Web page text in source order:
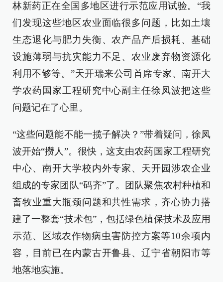
林新药正在全国多地区进行示范应用试验。“我
们发现这些地区农业面临很多问题，比如土壤
生态退化与肥力失衡、农产品产后损耗、基础
设施薄弱与抗灾能力不足、农业废弃物资源化
利用不够等。”天开瑞来公司首席专家、南开大
学农药国家工程研究中心副主任徐凤波把这些
问题记在了心里。
“这些问题能不能一揽子解决？”带着疑问，徐凤
波开始“攒人”。很快，这支由农药国家工程研究
中心、南开大学校内外专家、天开园涉农企业
组成的专家团队“码齐”了。团队聚焦农村种植和
畜牧业重大瓶颈问题和共性需求，齐心协力搭
建了一整套“技术包”，包括绿色植保技术及应用
示范、区域农作物病虫害防控方案等10余项内
容，目前已在内蒙古开鲁县、辽宁省朝阳市等
地落地实施。